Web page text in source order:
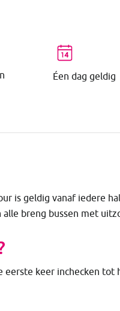
Éen dag geldig
is geldig vanaf iedere
alle breng bussen met
eerste keer inchecken